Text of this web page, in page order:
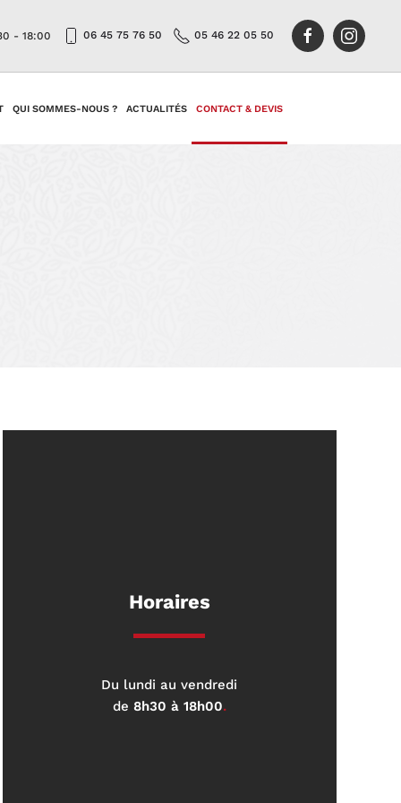
- 18:00 06 45 75 76 50 05 46 22 05 50
QUI SOMMES-NOUS ? ACTUALITÉS CONTACT & DEVIS
Horaires
Du lundi au vendredi
de 8h30 à 18h00.